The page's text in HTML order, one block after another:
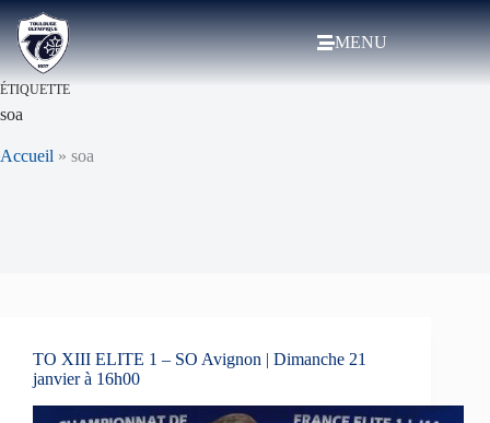
MENU
ÉTIQUETTE
soa
Accueil » soa
TO XIII ELITE 1 – SO Avignon | Dimanche 21
janvier à 16h00